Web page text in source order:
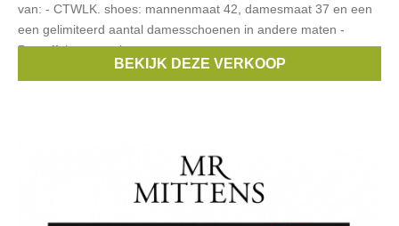
van: - CTWLK. shoes: mannenmaat 42, damesmaat 37 en een
een gelimiteerd aantal damesschoenen in andere maten -
Pantoffels voor volwassenen
CTWLK.,Ralph Lauren
BEKIJK DEZE VERKOOP